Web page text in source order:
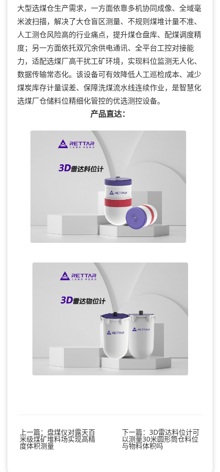
大型选煤仓生产需求，一方面依靠多机协同成像、全域毫
米波扫描，解决了大仓盲区测量、不规则煤堆计量不准、
人工测仓风险高的行业痛点，提升煤仓盘库、配煤调度精
度；另一方面依托双冗余供电通讯、全平台工控对接能
力，适配选煤厂高干扰工矿环境，实现料位监测无人化、
数据传输常态化。该设备可有效降低人工巡检成本、减少
煤炭库存计量误差、保障洗煤流水线连续作业，是智慧化
选煤厂仓储料位精细化管控的优选测控设备。
产品直达：
上一篇：盘煤仪对露天百
米级煤矿堆料场实现高精
度体积测量
下一篇：3D雷达料位计可
以测量30米圆形筒仓料位
与物料体积吗